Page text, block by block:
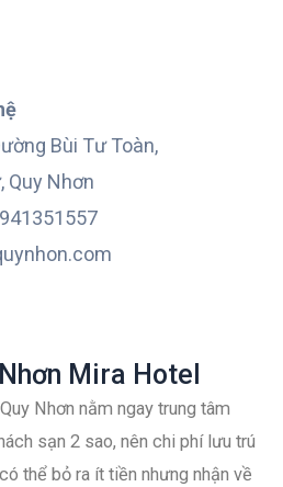
Bùi Tư Toàn,
Quy Nhơn
Mira Hotel
Nhơn nằm ngay trung tâm
sạn 2 sao, nên chi phí lưu trú
thể bỏ ra ít tiền nhưng nhận về